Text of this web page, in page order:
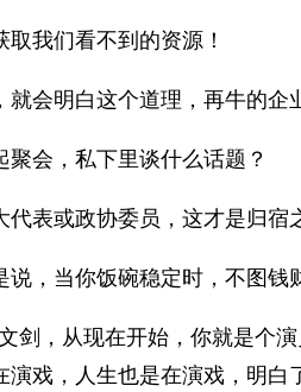
取我们看不到的资源！
就会明白这个道理，再牛的企
聚会，私下里谈什么话题？
代表或政协委员，这才是归宿
说，当你饭碗稳定时，不图钱
剑，从现在开始，你就是个
演戏，人生也是在演戏，明白